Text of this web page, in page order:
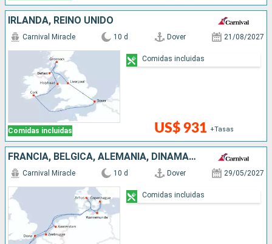
IRLANDA, REINO UNIDO
Comidas incluidas
Carnival Miracle 10 d Dover 21/08/2027
US$ 931 +Tasas
Comidas incluidas
FRANCIA, BÉLGICA, ALEMANIA, DINAMARCA, PAISES BAJOS, REINO UNIDO
Carnival Miracle 10 d Dover 29/05/2027
Comidas incluidas